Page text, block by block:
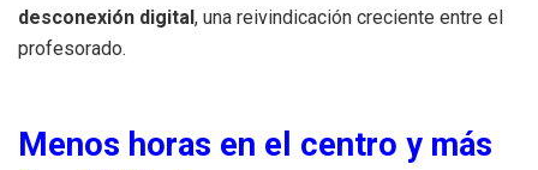
desconexión digital, una reivindicación creciente entre el
profesorado.
Menos horas en el centro y más